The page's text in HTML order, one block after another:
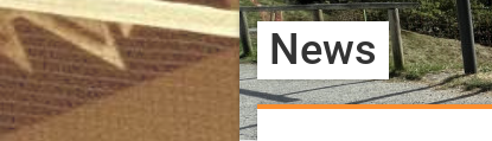
News